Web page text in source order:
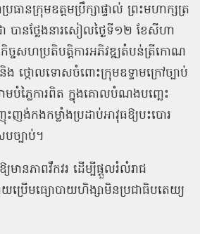
រធានក្រុមឧត្តមប្រឹក្សាផ្ទាល់ ព្រះមហាក្សត្រ
ា បានថ្លែងនារសៀលថ្ងៃទី១២ ខែសីហា
កិច្ចសហប្រតិបត្តិការអភិវឌ្ឍតំបន់ត្រីកោណ
ង ថ្កោលទោសចំពោះក្រុមឧទ្ទាមក្រៅច្បាប់
បំភ្លៃការពិត ក្នុងគោលបំណងបញ្ឆេះ
ង់កងកម្លាំងប្រដាប់អាវុធឱ្យបះបោរ
បច្បាប់។
ានភាពវឹកវរ ដើម្បីផ្ដួលរំលំរាជ
យប្រើមធ្យោបាយហិង្សាមិនប្រជាធិបតេយ្យ